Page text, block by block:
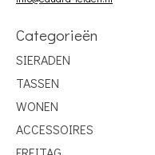
Categorieën
SIERADEN
TASSEN
WONEN
ACCESSOIRES